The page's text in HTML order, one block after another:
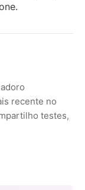
recente no
testes,